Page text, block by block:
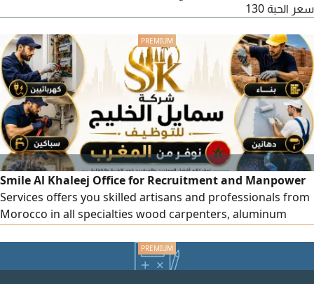
سعر الحبة 130
Smile Al Khaleej Office for Recruitment and Manpower
Services offers you skilled artisans and professionals from
Morocco in all specialties wood carpenters, aluminum
qualified workers. To place an order, please contact us via